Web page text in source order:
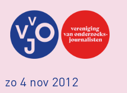
zo 4 nov 2012